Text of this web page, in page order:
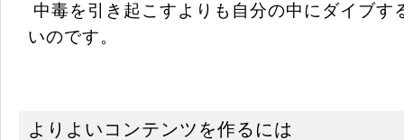
中毒を引き起こすよりも自分の中にダイブす
いのです。
よりよいコンテンツを作るには